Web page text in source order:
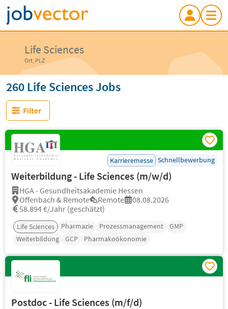
Life Sciences
Ort, PLZ
260 Life Sciences Jobs
Filter
Karrieremesse Schnellbewerbung
Weiterbildung - Life Sciences (m/w/d)
HGA - Gesundheitsakademie Hessen
Offenbach & Remote
Remote
08.08.2026
58.894 €/Jahr (geschätzt)
Life Sciences Pharmazie Prozessmanagement
GMP
Weiterbildung
GCP Pharmakoökonomie
Postdoc - Life Sciences (m/f/d)